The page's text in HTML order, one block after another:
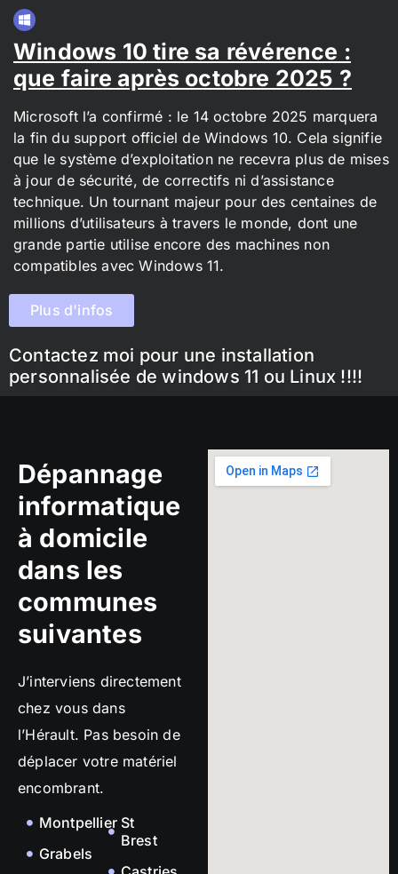
Windows 10 tire sa révérence :
que faire après octobre 2025 ?
Microsoft l’a confirmé : le 14 octobre 2025 marquera
la fin du support officiel de Windows 10. Cela signifie
que le système d’exploitation ne recevra plus de mises
à jour de sécurité, de correctifs ni d’assistance
technique. Un tournant majeur pour des centaines de
millions d’utilisateurs à travers le monde, dont une
grande partie utilise encore des machines non
compatibles avec Windows 11.
Plus d'infos
Contactez moi pour une installation
personnalisée de windows 11 ou Linux !!!!
Dépannage
informatique
à domicile
dans les
communes
suivantes
J’interviens directement
chez vous dans
l’Hérault. Pas besoin de
déplacer votre matériel
encombrant.
Montpellier
Grabels
St
Brest